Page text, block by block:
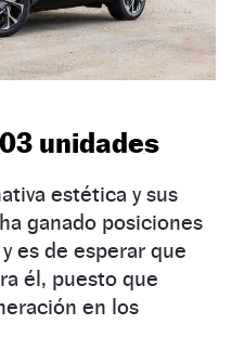
unidades
estética y sus
ganado posiciones
es de esperar que
él, puesto que
en los